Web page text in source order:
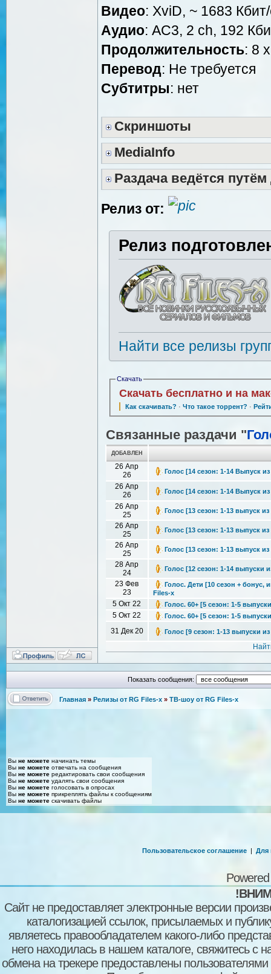
Видео: XviD, ~ 1683
Аудио: AC3, 2 ch, 192
Продолжительность: 8
Перевод: Не требуется
Субтитры: нет
Скриншоты
MediaInfo
Раздача ведётся
Релиз от:
Релиз
Найти все релизы
Скачать
Скачать бесплатно и на
Как скачивать? · Что такое торрент? ·
Связанные раздачи "
ДОБАВЛЕН
26 Апр
26
Голос [14 сезон: 1-14 Выпуск
26 Апр
26
Голос [14 сезон: 1-14 Выпуск
26 Апр
25
Голос [13 сезон: 1-13 выпуск
26 Апр
25
Голос [13 сезон: 1-13 выпуск
26 Апр
25
Голос [13 сезон: 1-13 выпуск
28 Апр
24
Голос [12 сезон: 1-14 выпуски
23 Фев
23
Голос. Дети [10 сезон + бонус,
Files-x
5 Окт 22 Голос. 60+ [5 сезон: 1-5
5 Окт 22 Голос. 60+ [5 сезон: 1-5
31 Дек 20 Голос [9 сезон: 1-13 выпуски
Показать сообщения:
Главная » Релизы от RG Files-x » ТВ-шоу от RG Files-x
Вы не можете начинать темы
Вы не можете отвечать на сообщения
Вы не можете редактировать свои сообщения
Вы не можете удалять свои сообщения
Вы не можете голосовать в опросах
Вы не можете прикреплять файлы к сообщениям
Вы не можете скачивать файлы
Пользовательское соглашение | Для
Сайт не предоставляет электронные версии
каталогизацией ссылок, присылаемых и
являетесь правообладателем какого-либо
него находилась в нашем каталоге, свяжитесь
обмена на трекере предоставлены пользователями